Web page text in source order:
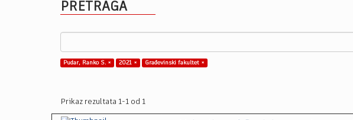
PRETRAGA
Pudar, Ranko S. × 2021 × Građevinski fakultet ×
Prikaz rezultata 1-1 od 1